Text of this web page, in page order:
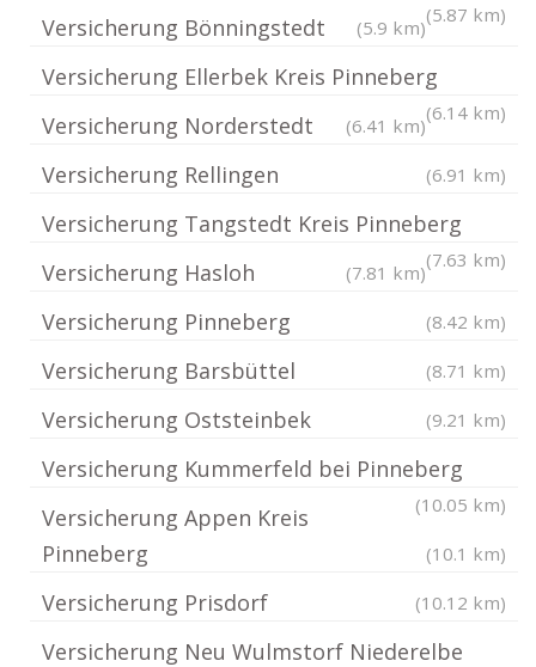
(5.87 km)
Versicherung Bönningstedt (5.9 km)
Versicherung Ellerbek Kreis Pinneberg
(6.14 km)
Versicherung Norderstedt (6.41 km)
Versicherung Rellingen (6.91 km)
Versicherung Tangstedt Kreis Pinneberg
(7.63 km)
Versicherung Hasloh (7.81 km)
Versicherung Pinneberg (8.42 km)
Versicherung Barsbüttel (8.71 km)
Versicherung Oststeinbek (9.21 km)
Versicherung Kummerfeld bei Pinneberg
(10.05 km)
Versicherung Appen Kreis
Pinneberg
(10.1 km)
Versicherung Prisdorf (10.12 km)
Versicherung Neu Wulmstorf Niederelbe